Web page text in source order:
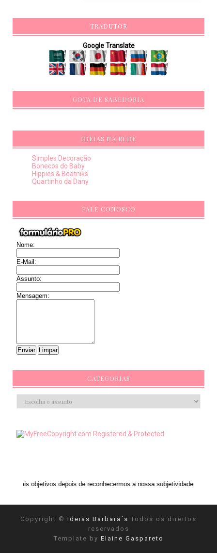
TRADUTOR
Google Translate
GOTA DE SABEDORIA
IDEIAS NA REDE
Simples Decoração
Bonecos do Baby
Hippies & Beatniks
Quartinho da Dany
FALE CONOSCO
Nome:
E-Mail:
Assunto:
Mensagem:
CATEGORIAS
depois de reconhecermos a nossa subjetividade." ANAIS NIN
Copyright © Ideias Barbara´s Todos os direitos
reservados
Template by Elaine Gaspareto